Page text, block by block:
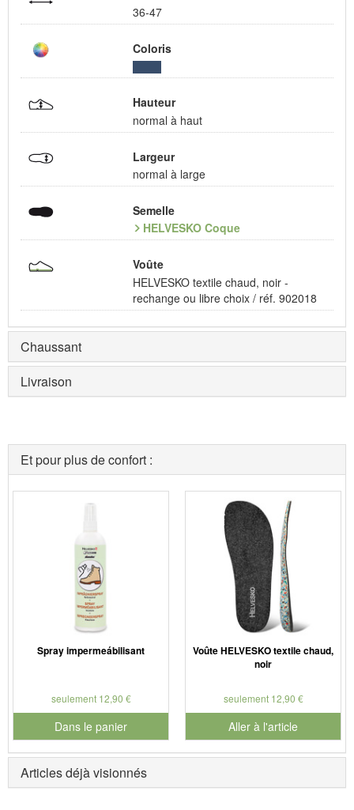
36-47
Coloris
Hauteur
normal à haut
Largeur
normal à large
Semelle
HELVESKO Coque
Voûte
HELVESKO textile chaud, noir -
rechange ou libre choix / réf. 902018
Chaussant
Livraison
Et pour plus de confort :
Spray impermeábilisant
seulement 12,90 €
Dans le panier
pour le numéro de produit 901126
Voûte HELVESKO textile chaud,
noir
seulement 12,90 €
Aller à l'article
Articles déjà visionnés